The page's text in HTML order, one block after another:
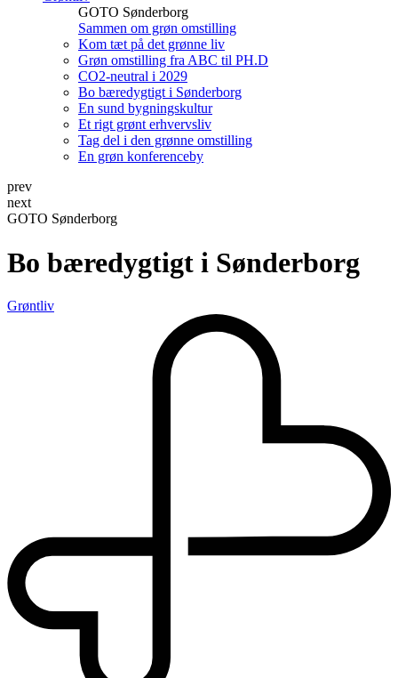
GOTO Sønderborg
Sammen om grøn omstilling
Kom tæt på det grønne liv
Grøn omstilling fra ABC til PH.D
CO2-neutral i 2029
Bo bæredygtigt i Sønderborg
En sund bygningskultur
Et rigt grønt erhvervsliv
Tag del i den grønne omstilling
En grøn konferenceby
prev
next
GOTO Sønderborg
Bo bæredygtigt i Sønderborg
Grøntliv